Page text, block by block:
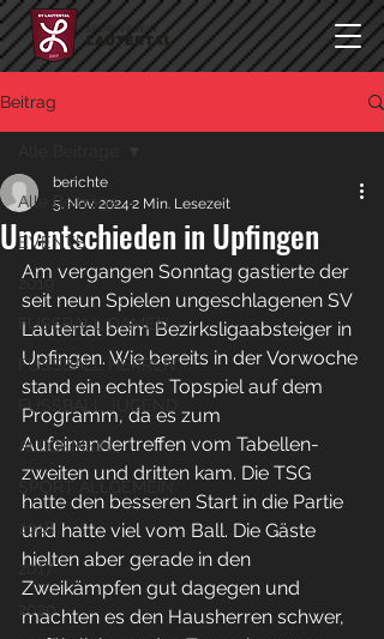
Beitrag
Alle Beiträge
EVENTS
2019
FUSSBALL DAMEN
FUSSBALL HERREN
FUSSBALL JUGEND
ALLGEMEIN
SPORT ALLGEMEIN
2018
2017
2020
Unentschieden in Upfingen
berichte
5. Nov. 2024 2 Min. Lesezeit
Am vergangen Sonntag gastierte der
seit neun Spielen ungeschlagenen SV
Lautertal beim Bezirksligaabsteiger in
Upfingen. Wie bereits in der Vorwoche
stand ein echtes Topspiel auf dem
Programm, da es zum
Aufeinandertreffen vom Tabellen-
zweiten und dritten kam. Die TSG
hatte den besseren Start in die Partie
und hatte viel vom Ball. Die Gäste
hielten aber gerade in den
Zweikämpfen gut dagegen und
machten es den Hausherren schwer,